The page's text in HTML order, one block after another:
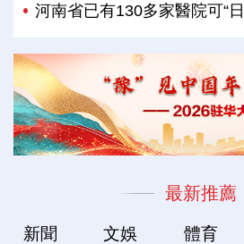
河南省已有130多家醫院可“
最新推薦
新聞 文娛 體育